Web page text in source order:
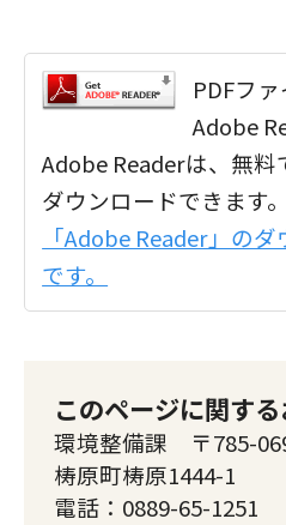
PDFフ
Adobe
Adobe Readerは、無
ダウンロードできます。
「Adobe Reader」の
です。
このページに関す
環境整備課 〒785-
梼原町梼原1444-1
電話：0889-65-1251